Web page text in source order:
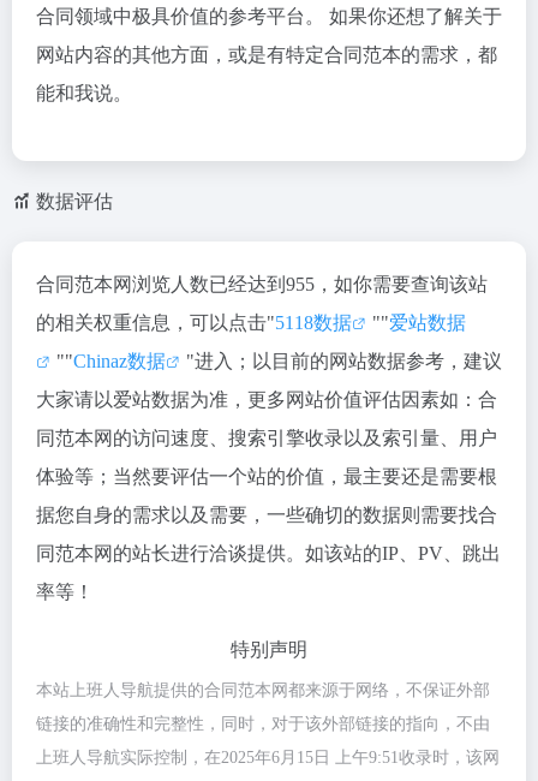
合同领域中极具价值的参考平台。 如果你还想了解关于
网站内容的其他方面，或是有特定合同范本的需求，都
能和我说。
数据评估
合同范本网浏览人数已经达到955，如你需要查询该站
的相关权重信息，可以点击"5118数据 ""爱站数据
""Chinaz数据
"进入；以目前的网站数据参考，建议
大家请以爱站数据为准，更多网站价值评估因素如：合
同范本网的访问速度、搜索引擎收录以及索引量、用户
体验等；当然要评估一个站的价值，最主要还是需要根
据您自身的需求以及需要，一些确切的数据则需要找合
同范本网的站长进行洽谈提供。如该站的IP、PV、跳出
率等！
特别声明
本站上班人导航提供的合同范本网都来源于网络，不保证外部
链接的准确性和完整性，同时，对于该外部链接的指向，不由
上班人导航实际控制，在2025年6月15日 上午9:51收录时，该网